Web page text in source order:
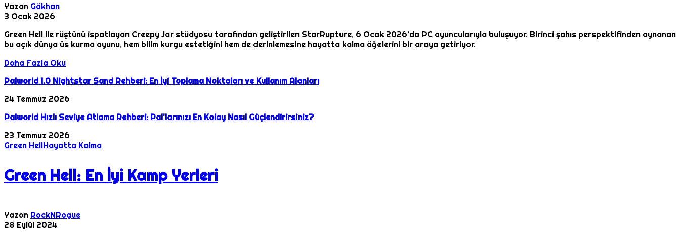
Yazan Gökhan
3 Ocak 2026
Green Hell ile rüştünü ispatlayan Creepy Jar stüdyosu tarafından geliştirilen StarRupture, 6 Ocak 2026’da PC oyuncularıyla buluşuyor. Birinci şahıs perspektifinden oynanan
bu açık dünya üs kurma oyunu, hem bilim kurgu estetiğini hem de derinlemesine hayatta kalma öğelerini bir araya getiriyor.
Daha Fazla Oku
Palworld 1.0 Nightstar Sand Rehberi: En İyi Toplama Noktaları ve Kullanım Alanları
24 Temmuz 2026
Palworld Hızlı Seviye Atlama Rehberi: Pal'larınızı En Kolay Nasıl Güçlendirirsiniz?
23 Temmuz 2026
Green HellHayatta Kalma
Green Hell: En İyi Kamp Yerleri
Yazan RockNRogue
28 Eylül 2024